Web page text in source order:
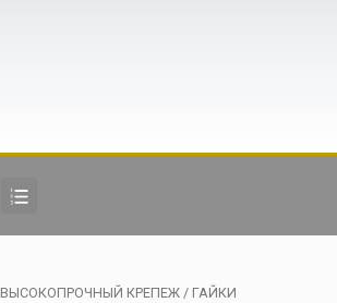
ВЫСОКОПРОЧНЫЙ КРЕПЕЖ / ГАЙКИ